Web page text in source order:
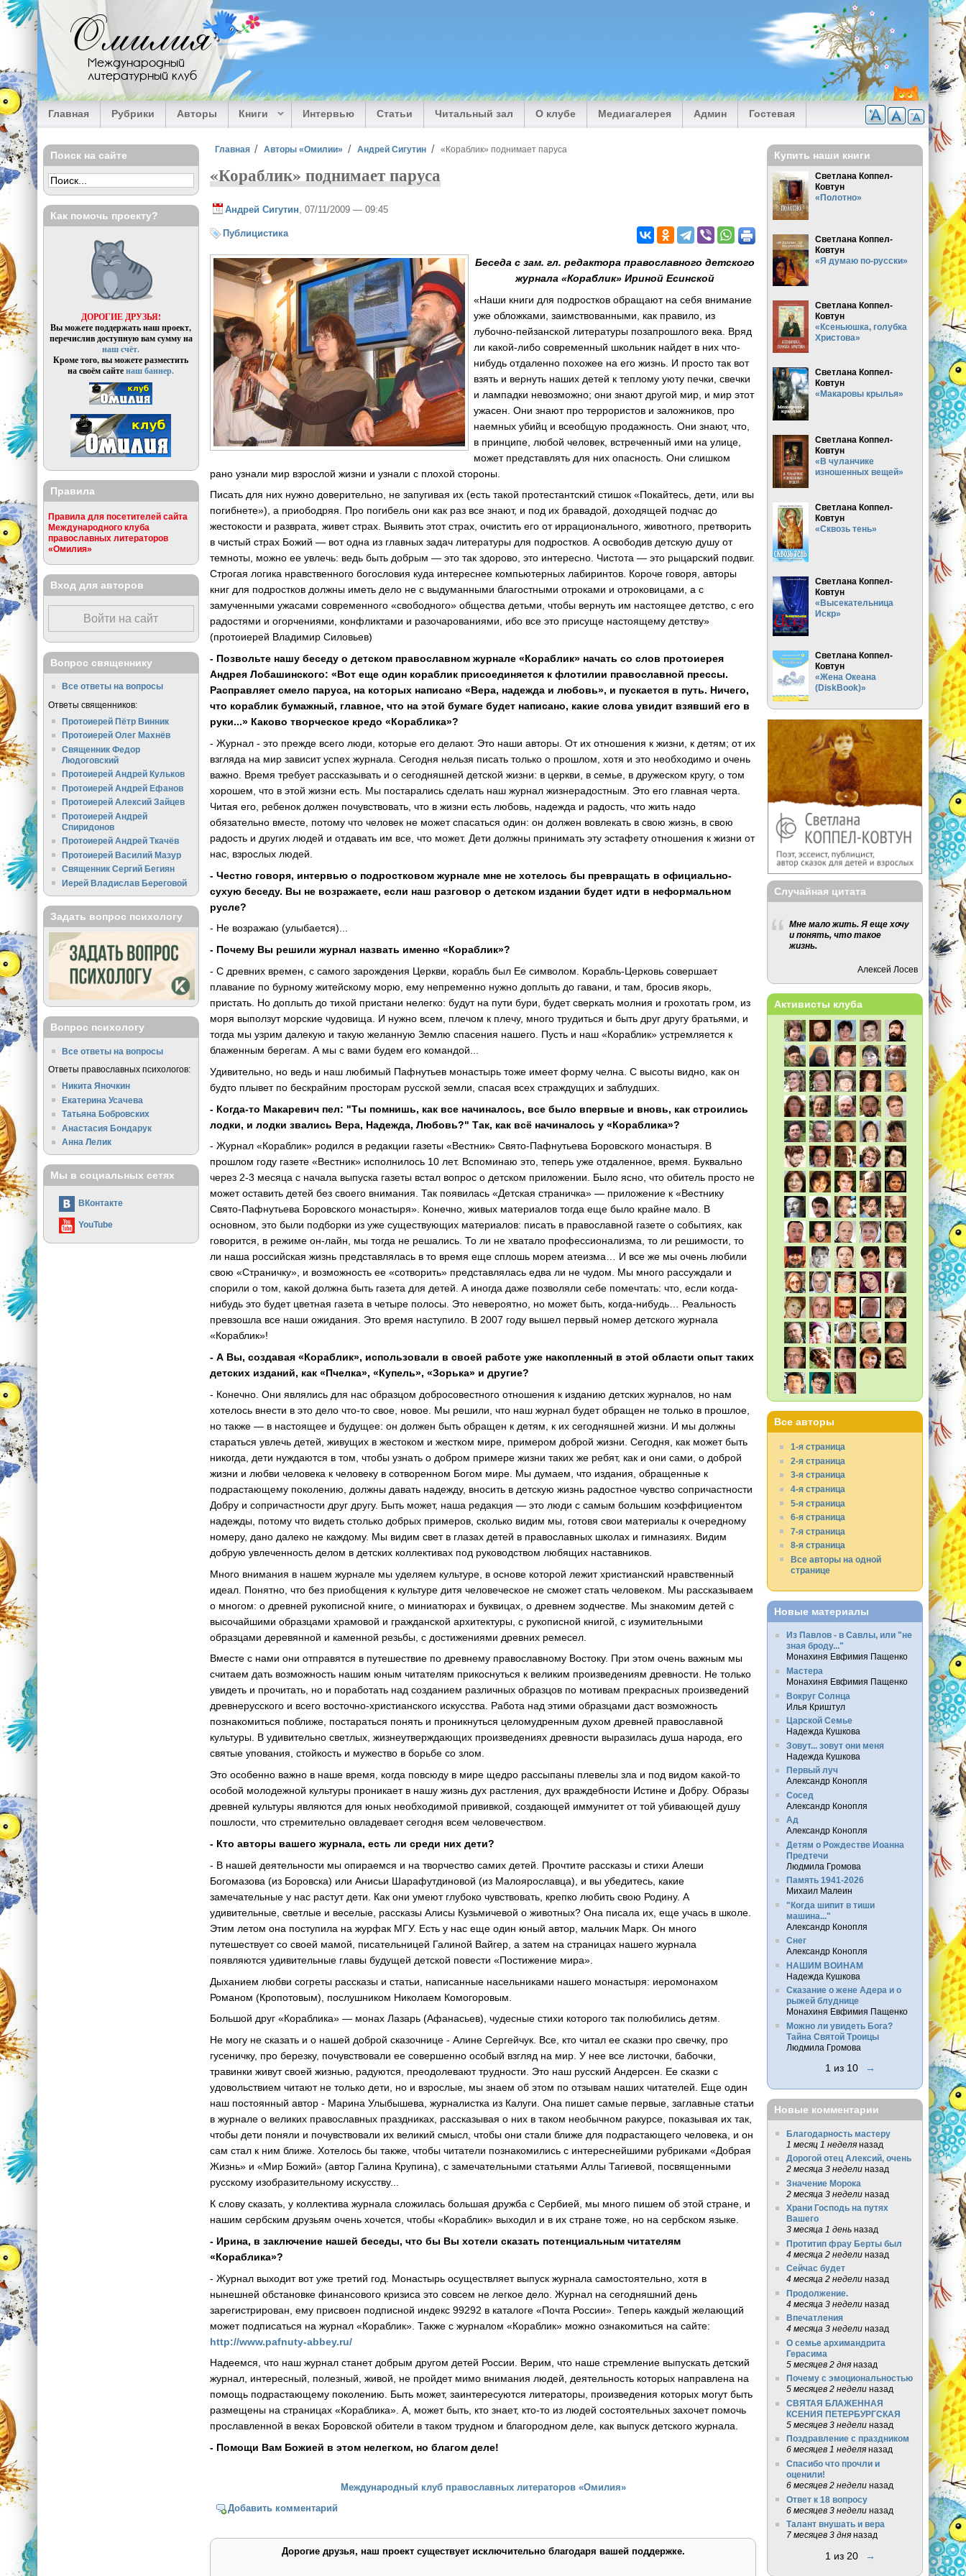
Перейти к основному содержанию
Омилия
Международный
литературный клуб
Главная Рубрики Авторы Книги Интервью Статьи Читальный зал О клубе Медиагалерея Админ Гостевая
Вы здесь
Главная Авторы «Омилии» Андрей Сигутин «Кораблик» поднимает паруса
«Кораблик» поднимает паруса
Андрей Сигутин , 07/11/2009 — 09:45
Публицистика
Беседа с зам. гл. редактора православного детского
журнала «Кораблик» Ириной Есинской
«Наши книги для подростков обращают на себя внимание
уже обложками, заимствованными, как правило, из
лубочно-пейзанской литературы позапрошлого века. Вряд
ли какой-либо современный школьник найдет в них что-
нибудь отдаленно похожее на его жизнь. И просто так вот
взять и вернуть наших детей к теплому уюту печки, свечки
и лампадки невозможно; они знают другой мир, и мир этот
ужасен. Они знают про террористов и заложников, про
наемных убийц и всеобщую продажность. Они знают, что,
в принципе, любой человек, встреченный ими на улице,
может представлять для них опасность. Они слишком
рано узнали мир взрослой жизни и узнали с плохой стороны.
Писать для них нужно доверительно, не запугивая их (есть такой протестантский стишок «Покайтесь, дети, или вы
погибнете»), а приободряя. Про погибель они как раз все знают, и под их бравадой, доходящей подчас до
жестокости и разврата, живет страх. Выявить этот страх, очистить его от иррационального, животного, претворить
в чистый страх Божий — вот одна из главных задач литературы для подростков. А освободив детскую душу от
темноты, можно ее увлечь: ведь быть добрым — это так здорово, это интересно. Чистота — это рыцарский подвиг.
Строгая логика нравственного богословия куда интереснее компьютерных лабиринтов. Короче говоря, авторы
книг для подростков должны иметь дело не с выдуманными благостными отроками и отроковицами, а с
замученными ужасами современного «свободного» общества детьми, чтобы вернуть им настоящее детство, с его
радостями и огорчениями, конфликтами и разочарованиями, ибо все это присуще настоящему детству»
(протоиерей Владимир Силовьев)
- Позвольте нашу беседу о детском православном журнале «Кораблик» начать со слов протоиерея
Андрея Лобашинского: «Вот еще один кораблик присоединяется к флотилии православной прессы.
Расправляет смело паруса, на которых написано «Вера, надежда и любовь», и пускается в путь. Ничего,
что кораблик бумажный, главное, что на этой бумаге будет написано, какие слова увидит взявший его в
руки...» Каково творческое кредо «Кораблика»?
- Журнал - это прежде всего люди, которые его делают. Это наши авторы. От их отношения к жизни, к детям; от их
взгляда на мир зависит успех журнала. Сегодня нельзя писать только о прошлом, хотя и это необходимо и очень
важно. Время требует рассказывать и о сегодняшней детской жизни: в церкви, в семье, в дружеском кругу, о том
хорошем, что в этой жизни есть. Мы постарались сделать наш журнал жизнерадостным. Это его главная черта.
Читая его, ребенок должен почувствовать, что в жизни есть любовь, надежда и радость, что жить надо
обязательно вместе, потому что человек не может спасаться один: он должен вовлекать в свою жизнь, в свою
радость и других людей и отдавать им все, что может. Дети должны принимать эту эстафету отношения к жизни от
нас, взрослых людей.
- Честно говоря, интервью о подростковом журнале мне не хотелось бы превращать в официально-
сухую беседу. Вы не возражаете, если наш разговор о детском издании будет идти в неформальном
русле?
- Не возражаю (улыбается)...
- Почему Вы решили журнал назвать именно «Кораблик»?
- С древних времен, с самого зарождения Церкви, корабль был Ее символом. Корабль-Церковь совершает
плавание по бурному житейскому морю, ему непременно нужно доплыть до гавани, и там, бросив якорь,
пристать. Но доплыть до тихой пристани нелегко: будут на пути бури, будет сверкать молния и грохотать гром, из
моря выползут морские чудовища. И нужно всем, плечом к плечу, много трудиться и быть друг другу братьями, и
тогда мы узрим далекую и такую желанную Землю спасения нашего. Пусть и наш «Кораблик» устремляется к
блаженным берегам. А мы с вами будем его командой...
Удивительно, но ведь и наш любимый Пафнутьев монастырь тоже имеет форму челна. С высоты видно, как он
будто плывет по бескрайним просторам русской земли, спасая всех страждущих и заблудших.
- Когда-то Макаревич пел: "Ты помнишь, как все начиналось, все было впервые и вновь, как строились
лодки, и лодки звались Вера, Надежда, Любовь?" Так, как всё начиналось у «Кораблика»?
- Журнал «Кораблик» родился в редакции газеты «Вестник» Свято-Пафнутьева Боровского монастыря. В
прошлом году газете «Вестник» исполнилось 10 лет. Вспоминаю это, теперь уже отдаленное, время. Буквально
через 2-3 месяца с начала выпуска газеты встал вопрос о детском приложении. Было ясно, что обитель просто не
может оставить детей без своего внимания. Так появилась «Детская страничка» — приложение к «Вестнику
Свято-Пафнутьева Боровского монастыря». Конечно, живых материалов тогда еще было крайне мало. В
основном, это были подборки из уже существующих материалов: писать в православной газете о событиях, как
говорится, в режиме он-лайн, мы тогда не решались. То ли не хватало профессионализма, то ли решимости, то
ли наша российская жизнь представлялась в то время еще сплошь морем атеизма… И все же мы очень любили
свою «Страничку», и возможность ее «сотворить» представлялась едва ли не чудом. Мы много рассуждали и
спорили о том, какой должна быть газета для детей. А иногда даже позволяли себе помечтать: что, если когда-
нибудь это будет цветная газета в четыре полосы. Это невероятно, но может быть, когда-нибудь… Реальность
превзошла все наши ожидания. Это время наступило. В 2007 году вышел первый номер детского журнала
«Кораблик»!
- А Вы, создавая «Кораблик», использовали в своей работе уже накопленный в этой области опыт таких
детских изданий, как «Пчелка», «Купель», «Зорька» и другие?
- Конечно. Они являлись для нас образцом добросовестного отношения к изданию детских журналов, но нам
хотелось внести в это дело что-то свое, новое. Мы решили, что наш журнал будет обращен не только в прошлое,
но также — в настоящее и будущее: он должен быть обращен к детям, к их сегодняшней жизни. И мы должны
стараться увлечь детей, живущих в жестоком и жестком мире, примером доброй жизни. Сегодня, как может быть
никогда, дети нуждаются в том, чтобы узнать о добром примере жизни таких же ребят, как и они сами, о доброй
жизни и любви человека к человеку в сотворенном Богом мире. Мы думаем, что издания, обращенные к
подрастающему поколению, должны давать надежду, вносить в детскую жизнь радостное чувство сопричастности
Добру и сопричастности друг другу. Быть может, наша редакция — это люди с самым большим коэффициентом
надежды, потому что видеть столько добрых примеров, сколько видим мы, готовя свои материалы к очередному
номеру, дано далеко не каждому. Мы видим свет в глазах детей в православных школах и гимназиях. Видим
добрую увлеченность делом в детских коллективах под руководством любящих наставников.
Много внимания в нашем журнале мы уделяем культуре, в основе которой лежит христианский нравственный
идеал. Понятно, что без приобщения к культуре дитя человеческое не сможет стать человеком. Мы рассказываем
о многом: о древней рукописной книге, о миниатюрах и буквицах, о древнем зодчестве. Мы знакомим детей с
высочайшими образцами храмовой и гражданской архитектуры, с рукописной книгой, с изумительными
образцами деревянной и каменной резьбы, с достижениями древних ремесел.
Вместе с нами они отправятся в путешествие по древнему православному Востоку. При этом очень важным мы
считаем дать возможность нашим юным читателям прикоснуться к великим произведениям древности. Не только
увидеть и прочитать, но и поработать над созданием различных образцов по мотивам прекрасных произведений
древнерусского и всего восточно-христианского искусства. Работа над этими образцами даст возможность
познакомиться поближе, постараться понять и проникнуться целомудренным духом древней православной
культуры. В удивительно светлых, жизнеутверждающих произведениях древности выразилась душа народа, его
святые упования, стойкость и мужество в борьбе со злом.
Это особенно важно в наше время, когда повсюду в мире щедро рассыпаны плевелы зла и под видом какой-то
особой молодежной культуры проникает в нашу жизнь дух растления, дух враждебности Истине и Добру. Образы
древней культуры являются для юных необходимой прививкой, создающей иммунитет от той убивающей душу
пошлости, что стремительно овладевает сегодня всем человечеством.
- Кто авторы вашего журнала, есть ли среди них дети?
- В нашей деятельности мы опираемся и на творчество самих детей. Прочтите рассказы и стихи Алеши
Богомазова (из Боровска) или Анисьи Шарафутдиновой (из Малоярославца), и вы убедитесь, какие
замечательные у нас растут дети. Как они умеют глубоко чувствовать, крепко любить свою Родину. А
удивительные, светлые и веселые, рассказы Алисы Кузьмичевой о животных? Она писала их, еще учась в школе.
Этим летом она поступила на журфак МГУ. Есть у нас еще один юный автор, мальчик Марк. Он много
путешествует со своей мамой, писательницей Галиной Вайгер, а затем на страницах нашего журнала
появляются удивительные главы будущей детской повести «Постижение мира».
Дыханием любви согреты рассказы и статьи, написанные насельниками нашего монастыря: иеромонахом
Романом (Кропотовым), послушником Николаем Комогоровым.
Большой друг «Кораблика» — монах Лазарь (Афанасьев), чудесные стихи которого так полюбились детям.
Не могу не сказать и о нашей доброй сказочнице - Алине Сергейчук. Все, кто читал ее сказки про свечку, про
гусеничку, про березку, почувствовали ее совершенно особый взгляд на мир. У нее все листочки, бабочки,
травинки живут своей жизнью, радуются, преодолевают трудности. Это наш русский Андерсен. Ее сказки с
удовольствием читают не только дети, но и взрослые, мы знаем об этом по отзывам наших читателей. Еще один
наш постоянный автор - Марина Улыбышева, журналистка из Калуги. Она пишет самые первые, заглавные статьи
в журнале о великих православных праздниках, рассказывая о них в таком необычном ракурсе, показывая их так,
чтобы дети поняли и почувствовали их великий смысл, чтобы они стали ближе для подрастающего человека, и он
сам стал к ним ближе. Хотелось бы также, чтобы читатели познакомились с интереснейшими рубриками «Добрая
Жизнь» и «Мир Божий» (автор Галина Крупина), с замечательными статьями Аллы Тагиевой, посвященными
русскому изобразительному искусству...
К слову сказать, у коллектива журнала сложилась большая дружба с Сербией, мы много пишем об этой стране, и
нашим сербским друзьям очень хочется, чтобы «Кораблик» выходил и в их стране тоже, но на сербском языке.
- Ирина, в заключение нашей беседы, что бы Вы хотели сказать потенциальным читателям
«Кораблика»?
- Журнал выходит вот уже третий год. Монастырь осуществляет выпуск журнала самостоятельно, хотя в
нынешней обстановке финансового кризиса это совсем не легкое дело. Журнал на сегодняшний день
зарегистрирован, ему присвоен подписной индекс 99292 в каталоге «Почта России». Теперь каждый желающий
может подписаться на журнал «Кораблик». Также с журналом «Кораблик» можно ознакомиться на сайте:
http://www.pafnuty-abbey.ru/
Надеемся, что наш журнал станет добрым другом детей России. Верим, что наше стремление выпускать детский
журнал, интересный, полезный, живой, не пройдет мимо внимания людей, деятельность которых направлена на
помощь подрастающему поколению. Быть может, заинтересуются литераторы, произведения которых могут быть
размещены на страницах «Кораблика». А, может быть, кто знает, кто-то из людей состоятельных захочет помочь
прославленной в веках Боровской обители в таком трудном и благородном деле, как выпуск детского журнала.
- Помощи Вам Божией в этом нелегком, но благом деле!
Международный клуб православных литераторов «Омилия»
Добавить комментарий
Дорогие друзья, наш проект существует исключительно благодаря вашей поддержке.
Поиск на сайте
Как помочь проекту?
ДОРОГИЕ ДРУЗЬЯ!
Вы можете поддержать наш проект,
перечислив доступную вам сумму на
наш счёт.
Кроме того, вы можете разместить
на своём сайтенаш баннер.
Правила
Правила для посетителей сайта
Международного клуба
православных литераторов
«Омилия»
Вход для авторов
Войти на сайт
Вопрос священнику
Все ответы на вопросы
Ответы священников:
Протоиерей Пётр Винник
Протоиерей Олег Махнёв
Священник Федор
Людоговский
Протоиерей Андрей Кульков
Протоиерей Андрей Ефанов
Протоиерей Алексий Зайцев
Протоиерей Андрей
Спиридонов
Протоиерей Андрей Ткачёв
Протоиерей Василий Мазур
Священник Сергий Бегиян
Иерей Владислав Береговой
Задать вопрос психологу
Вопрос психологу
Все ответы на вопросы
Ответы православных психологов:
Никита Яночкин
Екатерина Усачева
Татьяна Бобровских
Анастасия Бондарук
Анна Лелик
Мы в социальных сетях
ВКонтакте
YouTube
Купить наши книги
Светлана Коппел-
Ковтун
«Полотно»
Светлана Коппел-
Ковтун
«Я думаю по-русски»
Светлана Коппел-
Ковтун
«Ксеньюшка, голубка
Христова»
Светлана Коппел-
Ковтун
«Макаровы крылья»
Светлана Коппел-
Ковтун
«В чуланчике
изношенных вещей»
Светлана Коппел-
Ковтун
«Сквозь тень»
Светлана Коппел-
Ковтун
«Высекательница
Искр»
Светлана Коппел-
Ковтун
«Жена Океана
(DiskBook)»
Случайная цитата
Мне мало жить. Я еще хочу
и понять, что такое
жизнь.
Алексей Лосев
Активисты клуба
Все авторы
1-я страница
2-я страница
3-я страница
4-я страница
5-я страница
6-я страница
7-я страница
8-я страница
Все авторы на одной
странице
Новые материалы
Из Павлов - в Савлы, или "не
зная броду..."
Монахиня Евфимия Пащенко
Мастера
Монахиня Евфимия Пащенко
Вокруг Солнца
Илья Криштул
Царской Семье
Надежда Кушкова
Зовут... зовут они меня
Надежда Кушкова
Первый луч
Александр Конопля
Сосед
Александр Конопля
Ад
Александр Конопля
Детям о Рождестве Иоанна
Предтечи
Людмила Громова
Память 1941-2026
Михаил Малеин
"Когда шипит в тиши
машина..."
Александр Конопля
Снег
Александр Конопля
НАШИМ ВОИНАМ
Надежда Кушкова
Сказание о жене Адера и о
рыжей блуднице
Монахиня Евфимия Пащенко
Можно ли увидеть Бога?
Тайна Святой Троицы
Людмила Громова
1 из 10 →
Новые комментарии
Благодарность мастеру
1 месяц 1 неделяназад
Дорогой отец Алексий, очень
2 месяца 3 неделиназад
Значение Морока
2 месяца 3 неделиназад
Храни Господь на путях
Вашего
3 месяца 1 деньназад
Протитип фрау Берты был
4 месяца 2 неделиназад
Сейчас будет
4 месяца 2 неделиназад
Продолжение.
4 месяца 3 неделиназад
Впечатления
4 месяца 3 неделиназад
О семье архимандрита
Герасима
5 месяцев 2 дняназад
Почему с эмоциональностью
5 месяцев 2 неделиназад
СВЯТАЯ БЛАЖЕННАЯ
КСЕНИЯ ПЕТЕРБУРГСКАЯ
5 месяцев 3 неделиназад
Поздравление с праздником
6 месяцев 1 неделяназад
Спасибо что прочли и
оценили!
6 месяцев 2 неделиназад
Ответ к 18 вопросу
6 месяцев 3 неделиназад
Талант внушать и вера
7 месяцев 3 дняназад
1 из 20 →